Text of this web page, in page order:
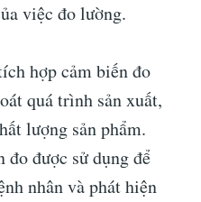
việc đo lường.
hợp cảm biến đo
quá trình sản xuất,
lượng sản phẩm.
đo được sử dụng để
nhân và phát hiện